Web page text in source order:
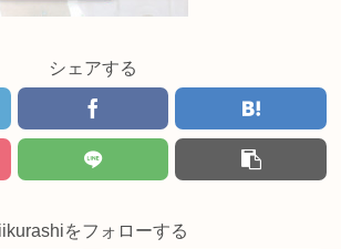
シェアする
iikurashiをフォローする